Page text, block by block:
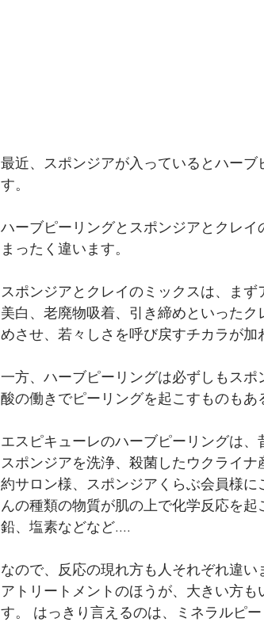
最近、スポンジアが入っているとハー
す。
ハーブピーリングとスポンジアとクレイ
まったく違います。
スポンジアとクレイのミックスは、まず
美白、老廃物吸着、引き締めといった
めさせ、若々しさを呼び戻すチカラが加
一方、ハーブピーリングは必ずしもス
酸の働きでピーリングを起こすものもあ
エスピキューレのハーブピーリングは
スポンジアを洗浄、殺菌したウクライ
約サロン様、スポンジアくらぶ会員様
んの種類の物質が肌の上で化学反応を
鉛、塩素などなど....
なので、反応の現れ方も人それぞれ違
アトリートメントのほうが、大きい方
す。 はっきり言えるのは、ミネラルピ